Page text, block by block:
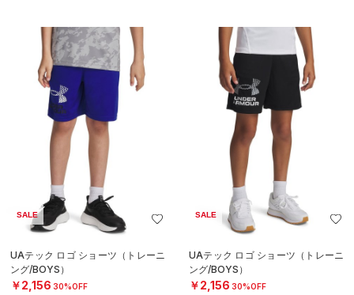
SALE
UAテック ロゴ ショーツ（トレーニ
ング/BOYS）
￥2,156 30%OFF
SALE
UAテック ロゴ ショーツ（トレーニ
ング/BOYS）
￥2,156 30%OFF